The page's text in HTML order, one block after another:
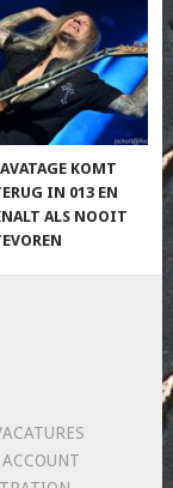
KOMT
IN 013 EN
ALS NOOIT
ACCOUNT